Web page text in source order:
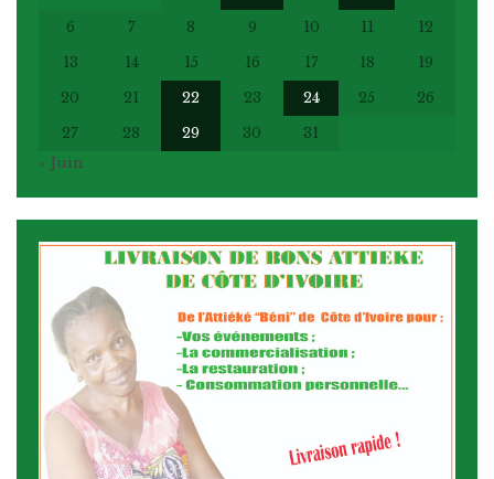
6
7 8 9 10 11
12
13
14 15 16 17 18
19
20
21 22 23 24 25
26
27
28 29 30
31
« Juin